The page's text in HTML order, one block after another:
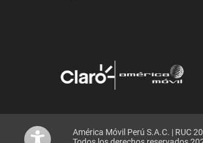
América Móvil Perú S.A.C. | RUC